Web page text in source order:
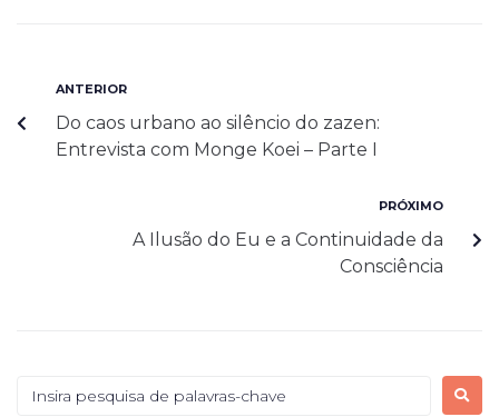
ANTERIOR
Do caos urbano ao silêncio do zazen:
Entrevista com Monge Koei – Parte I
PRÓXIMO
A Ilusão do Eu e a Continuidade da
Consciência